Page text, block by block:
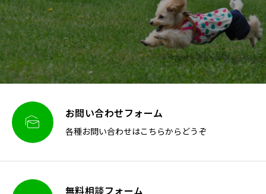
 お問い合わせフォーム
各種お問い合わせはこちらからどうぞ